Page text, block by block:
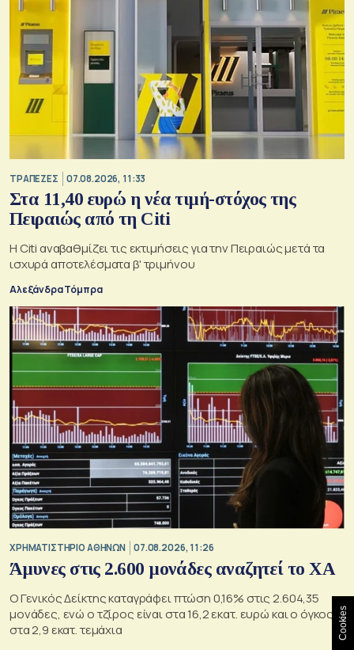
ΤΡΑΠΕΖΕΣ 07.08.2026, 11:33
Στα 11,40 ευρώ η νέα τιμή-στόχος της
Πειραιώς από τη Citi
Η Citi αναβαθμίζει τις εκτιμήσεις για την Πειραιώς μετά τα
ισχυρά αποτελέσματα β' τριμήνου
Αλεξάνδρα Τόμπρα
XΡΗΜΑΤΙΣΤΗΡΙΟ ΑΘΗΝΩΝ 07.08.2026, 11:26
Άμυνες στις 2.600 μονάδες αναζητεί το ΧΑ
Ο Γενικός Δείκτης καταγράφει πτώση 0,16% στις 2.604,35
μονάδες, ενώ ο τζίρος είναι στα 16,2 εκατ. ευρώ και ο όγκος
στα 2,9 εκατ. τεμάχια
Cookies